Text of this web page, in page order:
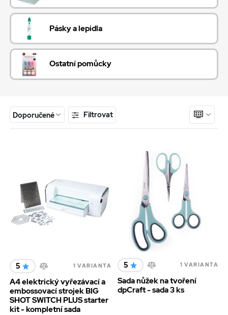
Pásky a lepidla
Ostatní pomůcky
Doporučené Filtrovat
5 1 VARIANTA
A4 elektrický vyřezávací a
embossovací strojek BIG
SHOT SWITCH PLUS starter
kit - kompletní sada
5 1 VARIANTA
Sada nůžek na tvoření
dpCraft - sada 3 ks